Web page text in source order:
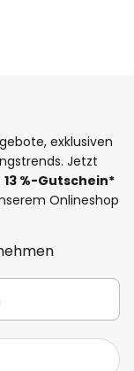
exklusiven
Jetzt
13 %-Gutschein*
Onlineshop